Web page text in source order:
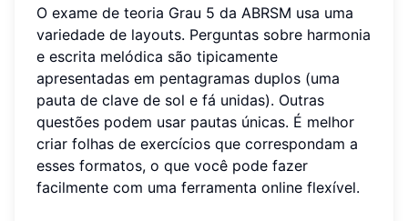
O exame de teoria Grau 5 da ABRSM usa uma
variedade de layouts. Perguntas sobre harmonia
e escrita melódica são tipicamente
apresentadas em pentagramas duplos (uma
pauta de clave de sol e fá unidas). Outras
questões podem usar pautas únicas. É melhor
criar folhas de exercícios que correspondam a
esses formatos, o que você pode fazer
facilmente com uma ferramenta online flexível.